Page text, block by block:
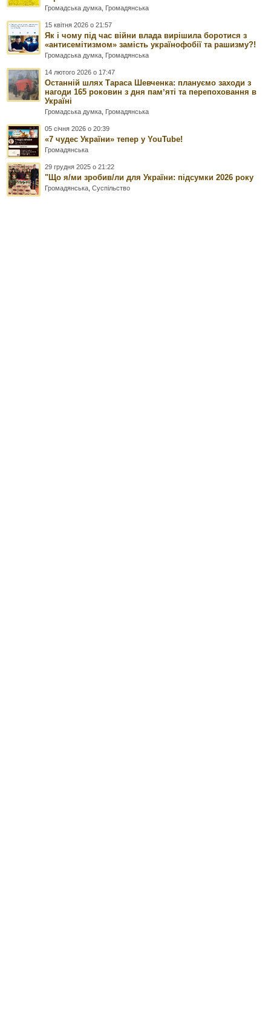
Громадська думка Громадянська
15 квітня 2026 о 21:57
Як і чому під час війни влада вирішила боротися з
«антисемітизмом» замість українофобії та рашизму?!
Громадська думка Громадянська
14 лютого 2026 о 17:47
Останній шлях Тараса Шевченка: плануємо заходи з
нагоди 165 роковин з дня памʼяті та перепоховання в
Україні
Громадська думка Громадянська
05 січня 2026 о 20:39
«7 чудес України» тепер у YouTube!
Громадянська
29 грудня 2025 о 21:22
"Що я/ми зробив/ли для України: підсумки 2026 року
Громадянська ,Суспільство